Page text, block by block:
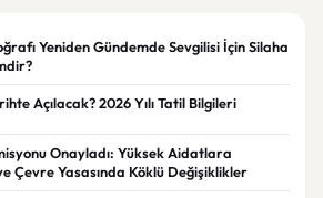
Yeniden Gündemde Sevgilisi İçin Silaha
Açılacak? 2026 Yılı Tatil Bilgileri
Onayladı: Yüksek Aidatlara
Çevre Yasasında Köklü Değişiklikler